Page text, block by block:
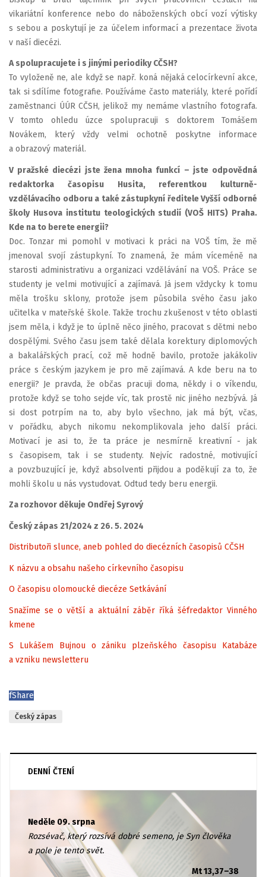
vikariátní konference nebo do náboženských obcí vozí výtisky
s sebou a poskytují je za účelem informací a prezentace života
v naší diecézi.
A spolupracujete i s jinými periodiky CČSH?
To vyloženě ne, ale když se např. koná nějaká celocírkevní akce,
tak si sdílíme fotografie. Používáme často materiály, které pořídí
zaměstnanci ÚÚR CČSH, jelikož my nemáme vlastního fotografa.
V tomto ohledu úzce spolupracuji s doktorem Tomášem
Novákem, který vždy velmi ochotně poskytne informace
a obrazový materiál.
V pražské diecézi jste žena mnoha funkcí – jste odpovědná
redaktorka časopisu Husita, referentkou kulturně-
vzdělávacího odboru a také zástupkyní ředitele Vyšší odborné
školy Husova institutu teologických studií (VOŠ HITS) Praha.
Kde na to berete energii?
Doc. Tonzar mi pomohl v motivaci k práci na VOŠ tím, že mě
jmenoval svojí zástupkyní. To znamená, že mám víceméně na
starosti administrativu a organizaci vzdělávání na VOŠ. Práce se
studenty je velmi motivující a zajímavá. Já jsem vždycky k tomu
měla trošku sklony, protože jsem působila svého času jako
učitelka v mateřské škole. Takže trochu zkušenost v této oblasti
jsem měla, i když je to úplně něco jiného, pracovat s dětmi nebo
dospělými. Svého času jsem také dělala korektury diplomových
a bakalářských prací, což mě hodně bavilo, protože jakákoliv
práce s českým jazykem je pro mě zajímavá. A kde beru na to
energii? Je pravda, že občas pracuji doma, někdy i o víkendu,
protože když se toho sejde víc, tak prostě nic jiného nezbývá. Já
si dost potrpím na to, aby bylo všechno, jak má být, včas,
v pořádku, abych nikomu nekomplikovala jeho další práci.
Motivací je asi to, že ta práce je nesmírně kreativní - jak
s časopisem, tak i se studenty. Nejvíc radostné, motivující
a povzbuzující je, když absolventi přijdou a poděkují za to, že
mohli školu u nás vystudovat. Odtud tedy beru energii.
Za rozhovor děkuje Ondřej Syrový
Český zápas 21/2024 z 26. 5. 2024
Distributoři slunce, aneb pohled do diecézních časopisů CČSH
K názvu a obsahu našeho církevního časopisu
O časopisu olomoucké diecéze Setkávání
Snažíme se o větší a aktuální záběr říká šéfredaktor Vinného
kmene
S Lukášem Bujnou o zániku plzeňského časopisu Katabáze
a vzniku newsletteru
fShare
Český zápas
DENNÍ ČTENÍ
Neděle 09. srpna
Rozsévač, který rozsívá dobré semeno, je Syn člověka
a pole je tento svět.
Mt 13,37–38